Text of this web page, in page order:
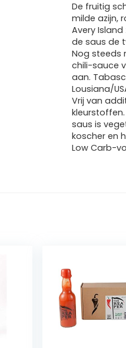
De fruitig
milde azijn,
Avery
de saus de
Nog steeds
chili-sauce
aan.
Lousiana/
Vrij van
kleurstoffen.
saus is
koscher en
Low Carb-